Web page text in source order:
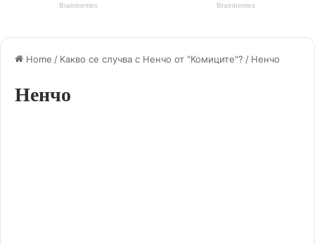
Home / Какво се случва с Ненчо от "Комиците"? / Ненчо
Ненчо